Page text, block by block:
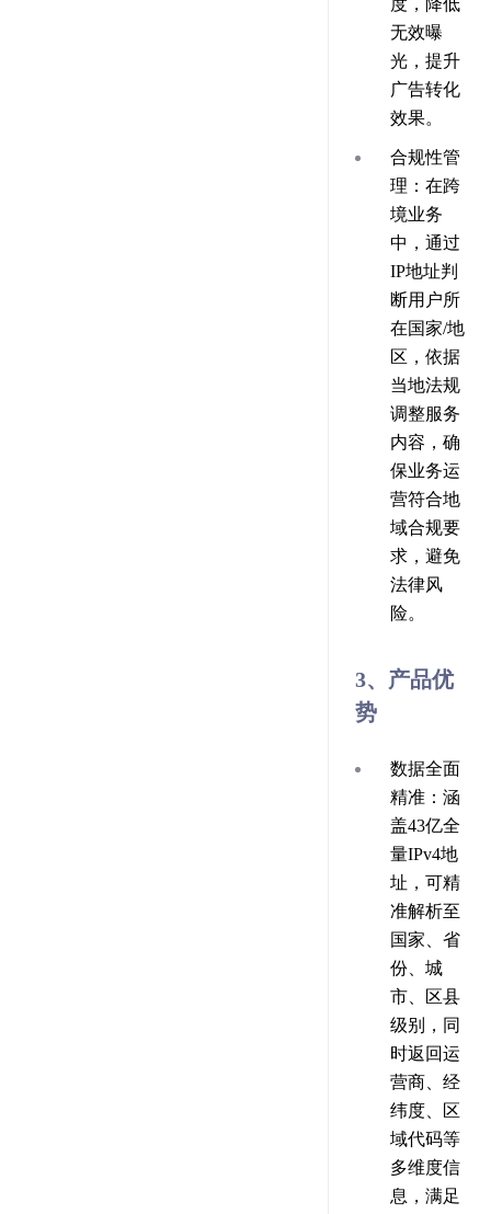
度，降低
无效曝
光，提升
广告转化
效果。
合规性管
理 ：在跨
境业务
中，通过
IP地址判
断用户所
在国家/地
区，依据
当地法规
调整服务
内容，确
保业务运
营符合地
域合规要
求，避免
法律风
险。
3、产品优
势
数据全面
精准 ：涵
盖43亿全
量IPv4地
址，可精
准解析至
国家、省
份、城
市、区县
级别，同
时返回运
营商、经
纬度、区
域代码等
多维度信
息，满足